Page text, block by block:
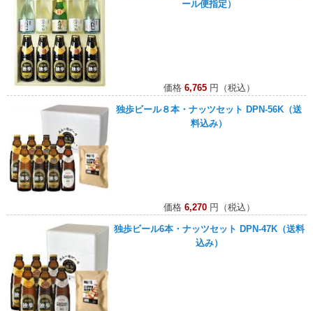
ール便指定）
価格 6,765円（税込）
独歩ビール８本・ナッツセット DPN-56K（送
料込み）
価格 6,270円（税込）
独歩ビール6本・ナッツセット DPN-47K（送料
込み）